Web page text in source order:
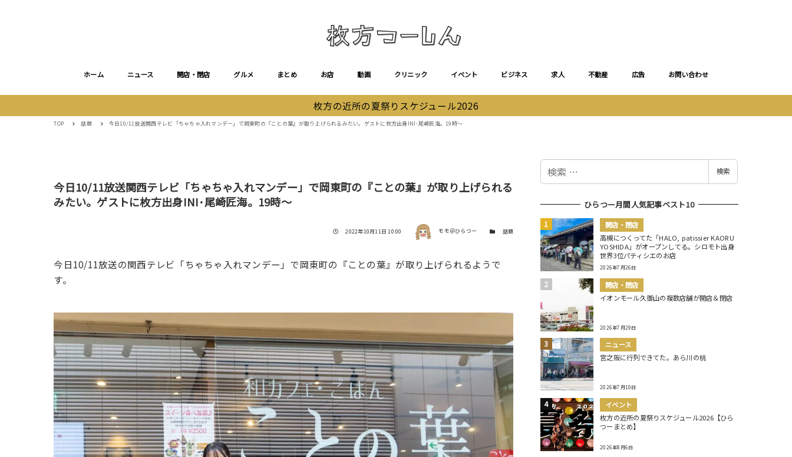
ホーム ニュース 開店・閉店 グルメ まとめ お店 動画 クリニック イベント ビジネス 求人 不動産 広告 お問い合わせ
枚方の近所の夏祭りスケジュール2026
TOP 話題 今日10/11放送関西テレビ「ちゃちゃ入れマンデー」で岡東町の『ことの葉』が取り上げられるみたい。ゲストに枚方出身INI･尾崎匠海。19時〜
今日10/11放送関西テレビ「ちゃちゃ入れマンデー」で岡東町の『ことの葉』が取り上げられる
みたい。ゲストに枚方出身INI･尾崎匠海。19時〜
投稿日
2022年10月11日 10:00 著者 モモ＠ひらつー カテゴリー
話題
今日10/11放送の関西テレビ「ちゃちゃ入れマンデー」で岡東町の『ことの葉』が取り上げられるようで
す。
検
検索
ひらつー月間人気記事ベスト10
開店・閉店
高槻につくってた「HALO, patissier KAORU
YOSHIDA」がオープンしてる。シロモト出身
世界3位パティシエのお店
2026年7月26日
開店・閉店
イオンモール久御山の複数店舗が開店＆閉店
2026年7月29日
ニュース
宮之阪に行列できてた。あら川の桃
2026年7月10日
イベント
枚方の近所の夏祭りスケジュール2026【ひら
つーまとめ】
2026年8月6日